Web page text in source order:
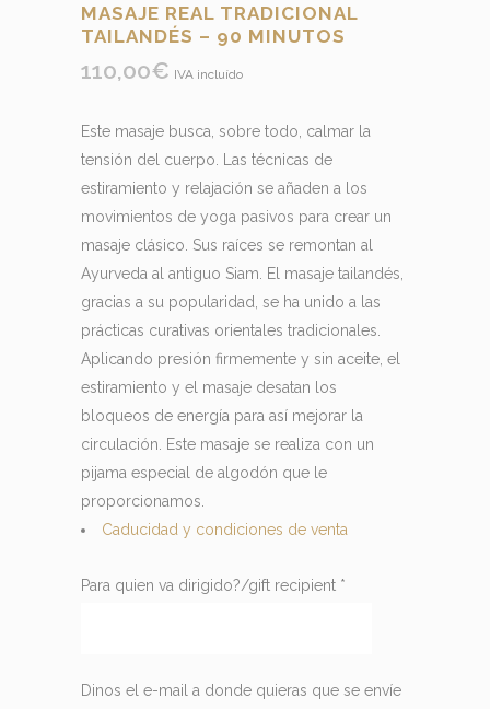
MASAJE REAL TRADICIONAL
TAILANDÉS – 90 MINUTOS
110,00€ IVA incluído
Este masaje busca, sobre todo, calmar la
tensión del cuerpo. Las técnicas de
estiramiento y relajación se añaden a los
movimientos de yoga pasivos para crear un
masaje clásico. Sus raíces se remontan al
Ayurveda al antiguo Siam. El masaje tailandés,
gracias a su popularidad, se ha unido a las
prácticas curativas orientales tradicionales.
Aplicando presión firmemente y sin aceite, el
estiramiento y el masaje desatan los
bloqueos de energía para así mejorar la
circulación. Este masaje se realiza con un
pijama especial de algodón que le
proporcionamos.
Caducidad y condiciones de venta
Para quien va dirigido?/gift recipient *
Dinos el e-mail a donde quieras que se envíe